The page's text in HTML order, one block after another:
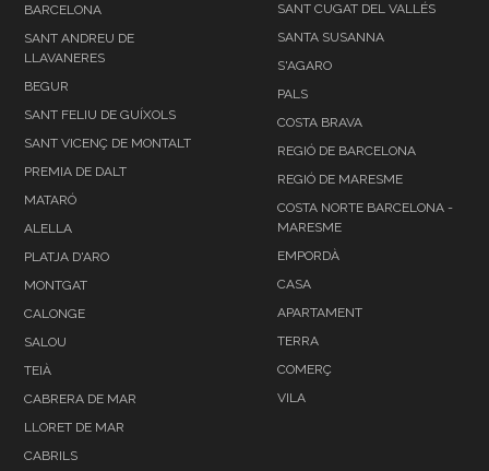
BARCELONA
SANT ANDREU DE
LLAVANERES
BEGUR
SANT FELIU DE GUÍXOLS
SANT VICENÇ DE MONTALT
PREMIA DE DALT
MATARÓ
ALELLA
PLATJA D'ARO
MONTGAT
CALONGE
SALOU
TEIÀ
CABRERA DE MAR
LLORET DE MAR
CABRILS
SANT CUGAT DEL VALLÉS
SANTA SUSANNA
S'AGARO
PALS
COSTA BRAVA
REGIÓ DE BARCELONA
REGIÓ DE MARESME
COSTA NORTE BARCELONA -
MARESME
EMPORDÀ
CASA
APARTAMENT
TERRA
COMERÇ
VILA